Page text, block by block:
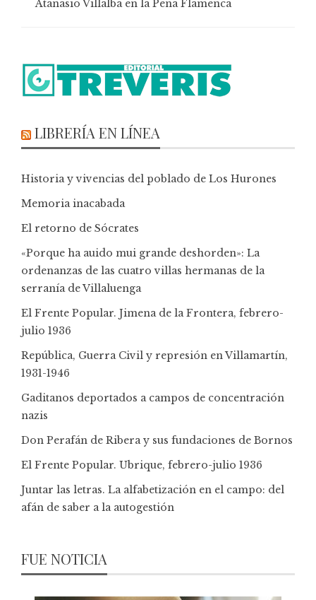
Atanasio Villalba en la Peña Flamenca
LIBRERÍA EN LÍNEA
Historia y vivencias del poblado de Los Hurones
Memoria inacabada
El retorno de Sócrates
«Porque ha auido mui grande deshorden»: La
ordenanzas de las cuatro villas hermanas de la
serranía de Villaluenga
El Frente Popular. Jimena de la Frontera, febrero-
julio 1936
República, Guerra Civil y represión en Villamartín,
1931-1946
Gaditanos deportados a campos de concentración
nazis
Don Perafán de Ribera y sus fundaciones de Bornos
El Frente Popular. Ubrique, febrero-julio 1936
Juntar las letras. La alfabetización en el campo: del
afán de saber a la autogestión
FUE NOTICIA